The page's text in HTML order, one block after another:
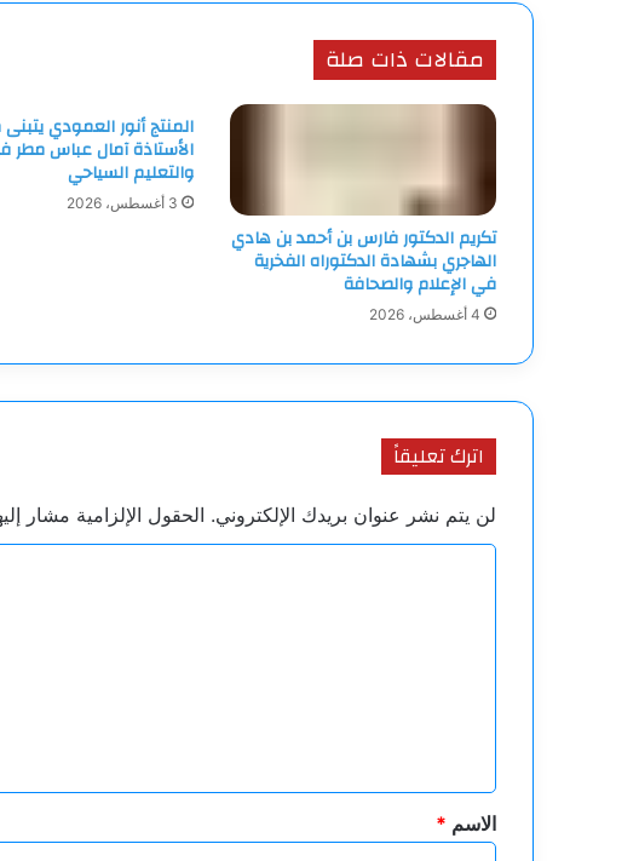
مقالات ذات صلة
تكريم الدكتور فارس بن أحمد بن هادي
الهاجري بشهادة الدكتوراه الفخرية
في الإعلام والصحافة
4 أغسطس، 2026
المنتج أنور العمودي
الأستاذة آمال عباس مطر
والتعليم السياحي
3 أغسطس، 2026
اترك تعليقاً
لن يتم نشر عنوان بريدك الإلكتروني. الحقول الإلزامية مشار
*
الاسم *